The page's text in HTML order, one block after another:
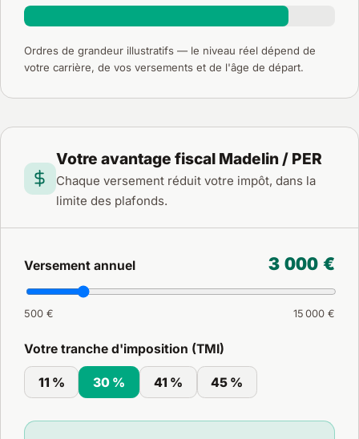
Ordres de grandeur illustratifs — le niveau réel dépend de
votre carrière, de vos versements et de l'âge de départ.
Votre avantage fiscal Madelin / PER
Chaque versement réduit votre impôt, dans la
limite des plafonds.
Versement annuel 3 000 €
500 € 15 000 €
Votre tranche d'imposition (TMI)
11 % 30 % 41 % 45 %